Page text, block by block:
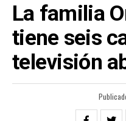
La familia
tiene seis
televisión